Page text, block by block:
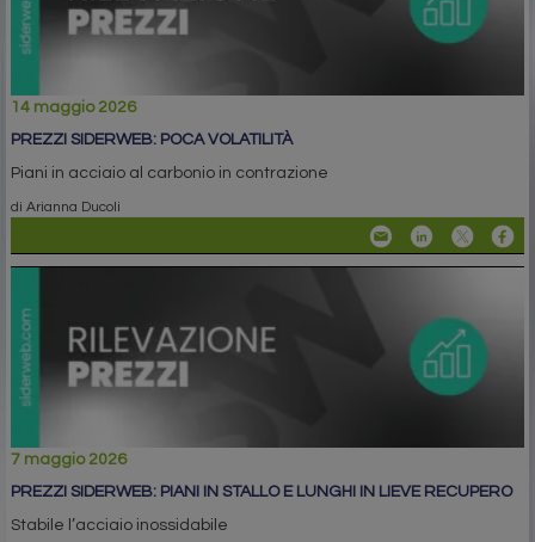
14 maggio 2026
PREZZI SIDERWEB: POCA VOLATILITÀ
Piani in acciaio al carbonio in contrazione
di Arianna Ducoli
7 maggio 2026
PREZZI SIDERWEB: PIANI IN STALLO E LUNGHI IN LIEVE RECUPERO
Stabile l’acciaio inossidabile